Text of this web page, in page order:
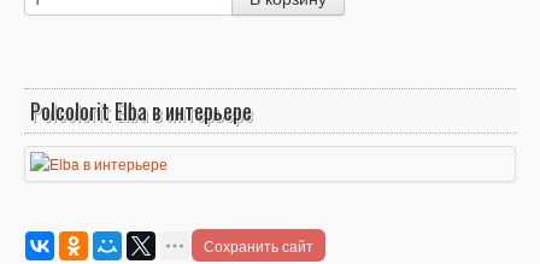
Polcolorit Elba в интерьере
Сохранить сайт